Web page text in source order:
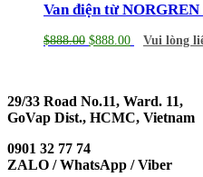
Van điện từ
$888.00 $888.00 Vui lòng
29/33 Road No.11, Ward. 11,
GoVap Dist., HCMC, Vietnam
0901 32 77 74
ZALO / WhatsApp / Viber